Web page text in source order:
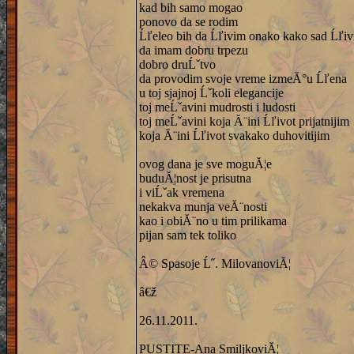
kad bih samo mogao
ponovo da se rodim
Ĺľeleo bih da Ĺľivim onako kako sad
da imam dobru trpezu
dobro druĹˇtvo
da provodim svoje vreme izmeĂ°u Ĺľena
u toj sjajnoj Ĺˇkoli elegancije
toj meĹˇavini mudrosti i ludosti
toj meĹˇavini koja Ă¨ini Ĺľivot prijatnijim
koja Ă¨ini Ĺľivot svakako duhovitijim
ovog dana je sve moguĂ¦e
buduĂ¦nost je prisutna
i viĹˇak vremena
nekakva munja veĂ¨nosti
kao i obiĂ¨no u tim prilikama
pijan sam tek toliko
Â© Spasoje Ĺ˝. MilovanoviĂ¦
â€ž
26.11.2011.
PUSTITE-Ana SmiljkoviĂ¦